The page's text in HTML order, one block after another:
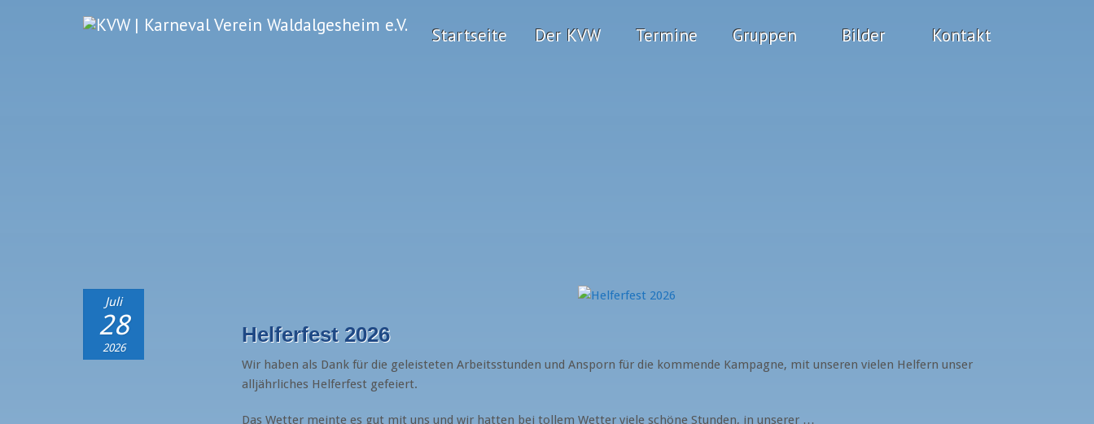
Startseite Der KVW Termine Gruppen Bilder Kontakt
Juli
28
2026
Helferfest 2026
Wir haben als Dank für die geleisteten Arbeitsstunden und Ansporn für die kommende Kampagne, mit unseren vielen Helfern unser
alljährliches Helferfest gefeiert.
Das Wetter meinte es gut mit uns und wir hatten bei tollem Wetter viele schöne Stunden, in unserer …